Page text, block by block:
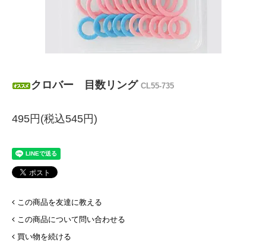
クロバー 目数リング CL55-735
495円(税込545円)
この商品を友達に教える
この商品について問い合わせる
買い物を続ける